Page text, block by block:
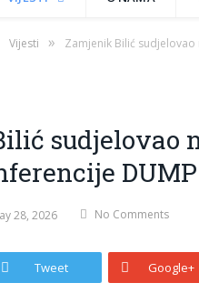
Vijesti » Zamjenik Bilić
sudjelovao
28, 2026 No Comments
Tweet Google+